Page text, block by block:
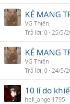
KẺ MANG
VG Thiên
Trả lời 0 25/5/
KẺ MANG
VG Thiên
Trả lời 0 24/5/
10 lí do
hell_angel1795